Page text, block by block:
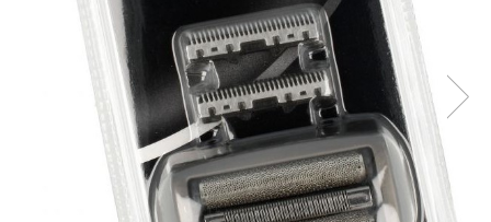
si Uscatoare
Accesorii Electrocasnice Mici
Filtre Purificatoare Aer
Accesorii Piese Aer Conditionat